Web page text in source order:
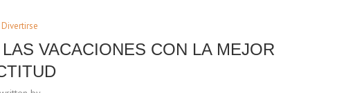
Divertirse
VACACIONES CON LA MEJOR